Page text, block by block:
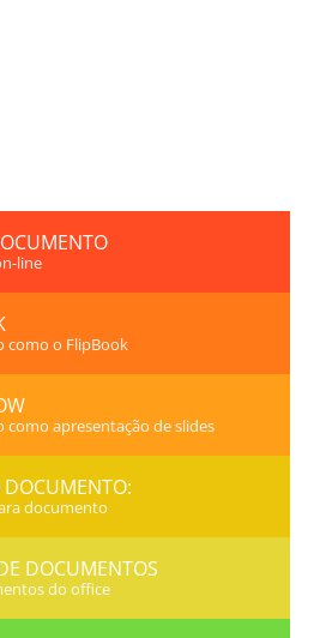
line
como o FlipBook
como apresentação de slides
documento
DOCUMENTOS
do office